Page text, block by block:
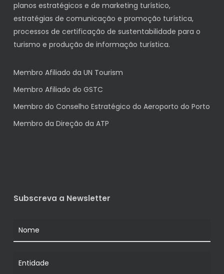
planos estratégicos e de marketing turístico,
estratégias de comunicação e promoção turística,
processos de certificação de sustentabilidade para o
turismo e produção de informação turística.
Membro Afiliado da UN Tourism
Membro Afiliado do GSTC
Membro do Conselho Estratégico do Aeroporto do Porto
Membro da Direção da ATP
Subscreva a Newsletter